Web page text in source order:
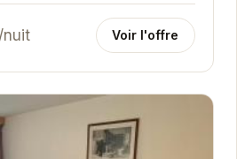
Le studio est bien...
/nuit Voir l'offre